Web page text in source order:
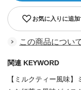
お気に入りに追加
この商品につい
関連 KEYWORD
【ミルクティー風味